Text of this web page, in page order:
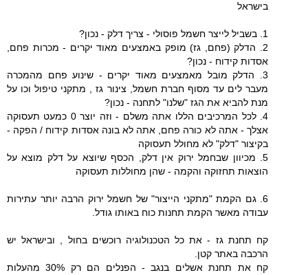
בישראל
1. בשביל לייצר חשמל פוסולי - צריך דלק - נכון?
2. הדלק (פחם, גז) מופק באמצעים מאוד יקרים - מכרות פחם,
אסדות קידוח - נכון?
3. הדלק מובל מאמצעים מאוד יקרים - שינוע פחם מהמכרה
מעבר לים עד מסוף חברת חשמל, צינור גז , מתקני טיפול וכו על
מנת להביא את הגז "שלנו" לתחנה - נכון?
4. לכל המרכיבים הללו אתה משלם - וזה יוצר 0 כמעט תעסוקה
אצלך - אתה לא כורה פחם, אתה לא בונה אסדות קידוח / הפקה -
בקיצור "דלק" לא מחולל תעסוקה
5. מכיוון שבחמל ירוק אין דלק, הכסף שיוצא על דלק מוצא על
הוצאות תחזוקה והקמה - שהן מחוללות תעסוקה
6. גם הקמת "מתקני הייצור" של חשמל ירוק הרבה יותר עתירות
עבודה מאשר הקמת תחנות כוח באותו גודל.
קח תחנת גז - את כל הטכנולוגיה רוכשים בחול , ובישראל יש
הרכבה באתר קטן.
קח את תחנת אשלים בנגב - הפנלים הם רק 30% מהעלות